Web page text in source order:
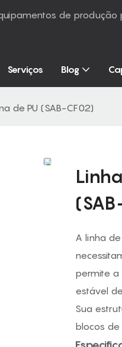
de produção
Serviços Blog
de PU (SAB-CF02)
A linha
permite a
estável
Sua
blocos de